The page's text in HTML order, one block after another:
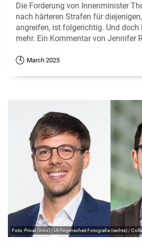
Die Forderung von Innenminister
nach härteren Strafen für
angreifen, ist folgerichtig. Und doch
mehr. Ein Kommentar von Jennifer
March 2025
Privat (links) / Uli Regenscheit Fotografie (rechts) /